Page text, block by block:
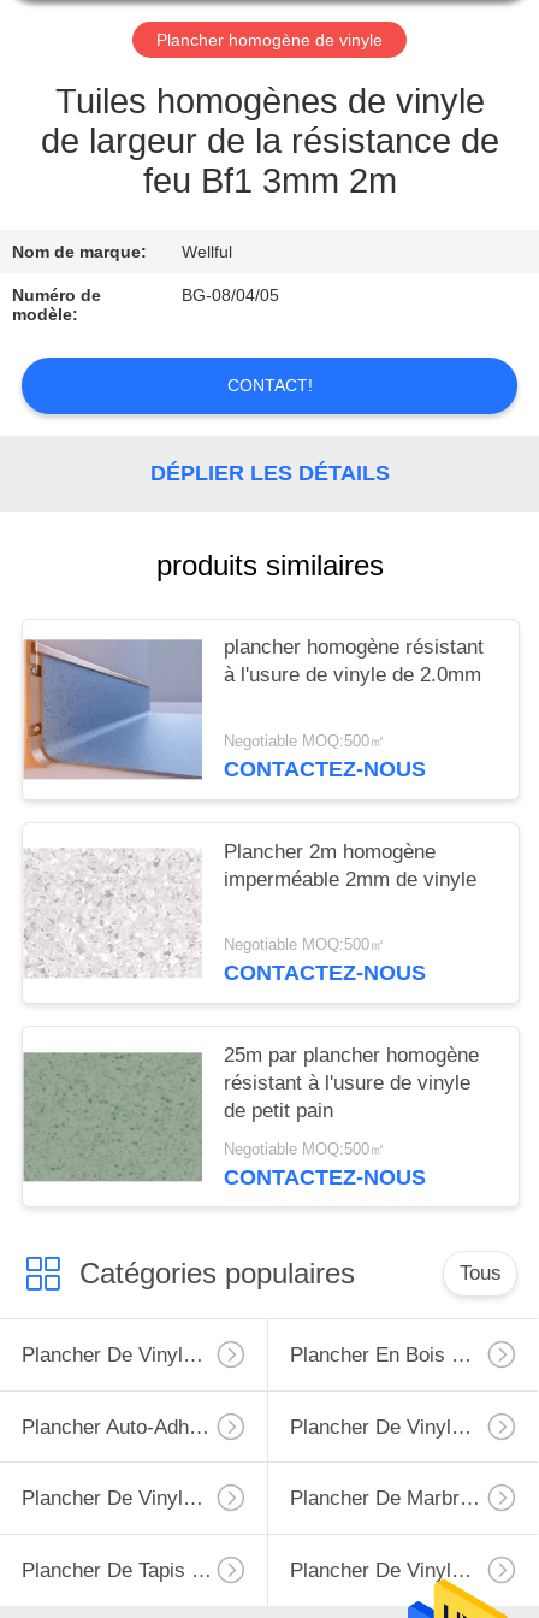
VISITE
D'USINE
CONTRÔLE
DE
QUALITÉ
CONTACTEZ-
NOUS
DEMANDEZ
CITATION
NOUVELLES
Plancher homogène de vinyle
Tuiles homogènes de vinyle
de largeur de la résistance de
feu Bf1 3mm 2m
Nom de marque: Wellful
Numéro de
modèle:
BG-08/04/05
CONTACT!
DÉPLIER LES DÉTAILS
produits similaires
plancher homogène résistant
à l'usure de vinyle de 2.0mm
Negotiable MOQ:500㎡
CONTACTEZ-NOUS
Plancher 2m homogène
imperméable 2mm de vinyle
Negotiable MOQ:500㎡
CONTACTEZ-NOUS
25m par plancher homogène
résistant à l'usure de vinyle
de petit pain
Negotiable MOQ:500㎡
CONTACTEZ-NOUS
Catégories populaires Tous
Plancher De Vinyle De LVT Plancher En Bois De LVT
Plancher Auto-Adhésif De LVT Plancher De Vinyle De Spc
Plancher De Vinyle De PVC Plancher De Marbre De LVT
Plancher De Tapis De PVC De Vinyle Plancher De Vinyle D'EIR